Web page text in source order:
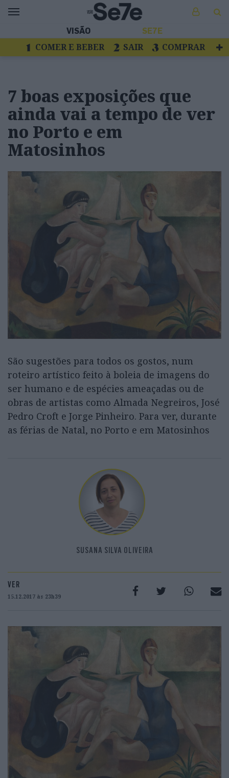
VISÃO SE7E
COMER E BEBER SAIR
COMPRAR
7 boas exposições que
ainda vai a tempo de ver
no Porto e em
Matosinhos
São sugestões para todos os gostos, num
roteiro artístico feito à boleia de imagens do
ser humano e de espécies ameaçadas ou de
obras de artistas como Almada Negreiros, José
Pedro Croft e Jorge Pinheiro. Para ver, durante
as férias de Natal, no Porto e em Matosinhos
SUSANA SILVA OLIVEIRA
VER
15.12.2017 às 23h39